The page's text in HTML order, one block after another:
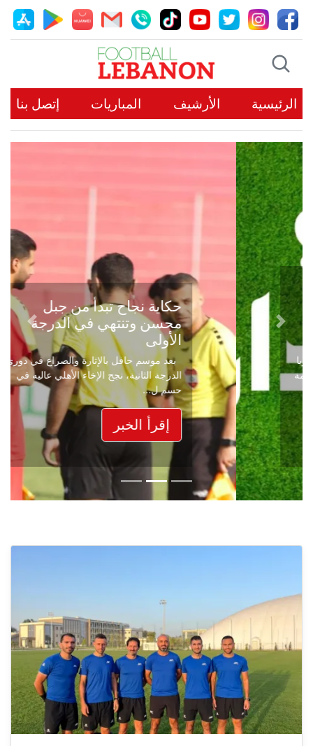
الرئيسية الأرشيف المباريات إتصل بنا
حكاية نجاح تبدأ من جبل
محسن وتنتهي في الدرجة
الأولى
بعد موسم حافل بالإثارة والصراع في دوري
الدرجة الثانية، نجح الإخاء الأهلي عاليه في
حسم ل...
إقرأ الخبر
Previous
Next